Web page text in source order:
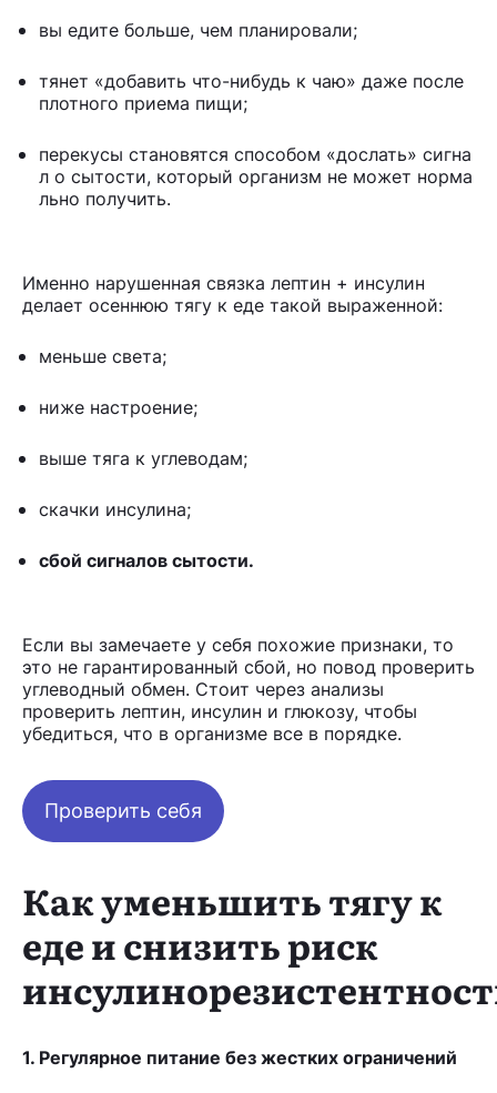
вы едите больше, чем планировали;
тянет «добавить что-нибудь к чаю» даже после
плотного приема пищи;
перекусы становятся способом «дослать» сигна
л о сытости, который организм не может норма
льно получить.
Именно нарушенная связка лептин + инсулин
делает осеннюю тягу к еде такой выраженной:
меньше света;
ниже настроение;
выше тяга к углеводам;
скачки инсулина;
сбой сигналов сытости.
Если вы замечаете у себя похожие признаки, то
это не гарантированный сбой, но повод проверить
углеводный обмен. Стоит через анализы
проверить лептин, инсулин и глюкозу, чтобы
убедиться, что в организме все в порядке.
Проверить себя
Как уменьшить тягу к
еде и снизить риск
1. Регулярное питание без жестких ограничений